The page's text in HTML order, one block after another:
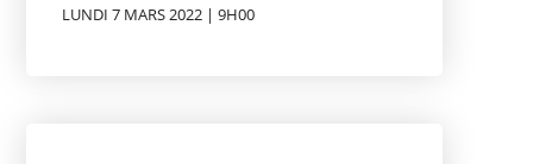
LUNDI 7 MARS 2022 | 9H00